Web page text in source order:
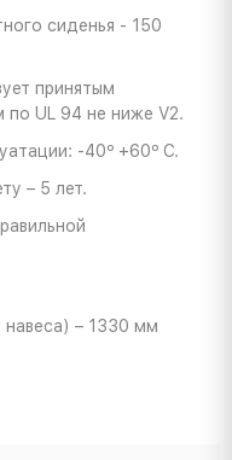
сиденья - 150
принятым
UL 94 не ниже V2.
-40º +60º С.
– 5 лет.
навеса) – 1330 мм